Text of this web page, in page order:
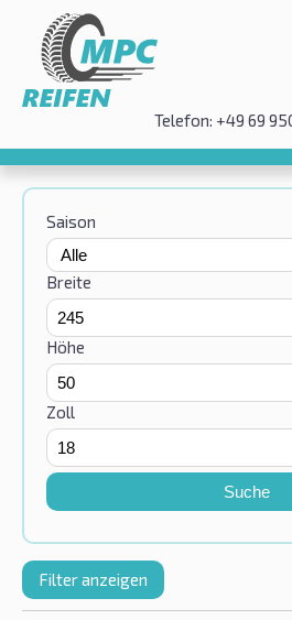
Telefon: +49 69
Saison
Breite
Höhe
Zoll
Suche
Filter anzeigen